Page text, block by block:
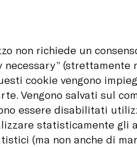
non richiede un
cookie vengono
Vengono salvati sul
essere disabilitati
statisticamente gli
(ma non anche di